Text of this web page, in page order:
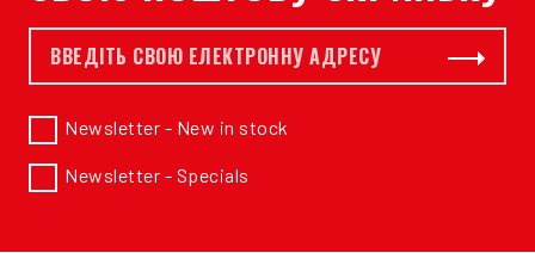
Newsletter - New in stock
Newsletter - Specials